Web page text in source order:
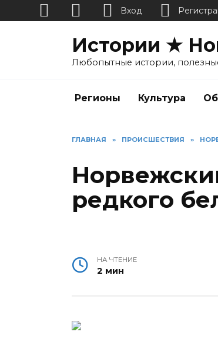
Истории ★
Любопытные истории,
Регионы Культура
ГЛАВНАЯ » ПРОИСШЕСТВИЯ »
редкого
НА ЧТЕНИЕ
2 мин
Вход